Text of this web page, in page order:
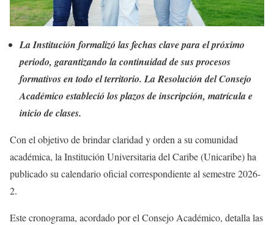
La Institución formalizó las fechas clave para el próximo
periodo, garantizando la continuidad de sus procesos
formativos en todo el territorio. La Resolución del Consejo
Académico estableció los plazos de inscripción, matrícula e
inicio de clases.
Con el objetivo de brindar claridad y orden a su comunidad
académica, la Institución Universitaria del Caribe (Unicaribe) ha
publicado su calendario oficial correspondiente al semestre 2026-
2.
Este cronograma, acordado por el Consejo Académico, detalla las